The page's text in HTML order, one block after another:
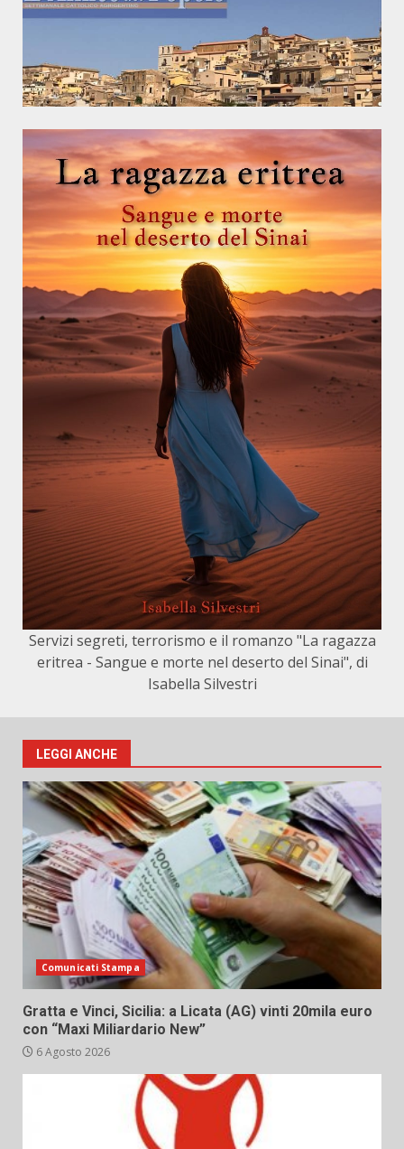
Servizi segreti, terrorismo e il romanzo "La ragazza
eritrea - Sangue e morte nel deserto del Sinai", di
Isabella Silvestri
LEGGI ANCHE
Comunicati Stampa
Gratta e Vinci, Sicilia: a Licata (AG) vinti 20mila euro
con “Maxi Miliardario New”
6 Agosto 2026